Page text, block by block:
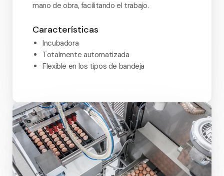
mano de obra, facilitando el trabajo.
Características
Incubadora
Totalmente automatizada
Flexible en los tipos de bandeja